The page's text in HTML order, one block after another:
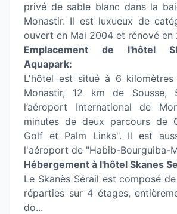
privé de sable blanc dans la
Monastir. Il est luxueux de
ouvert en Mai 2004 et rénové en
Emplacement de l'hôtel
Aquapark:
L'hôtel est situé à 6
Monastir, 12 km de Sousse,
l’aéroport International de
minutes de deux parcours de
Golf et Palm Links". Il est
l'aéroport de "Habib-Bourguiba-
Hébergement à l'hôtel Skanes
Le Skanès Sérail est composé
réparties sur 4 étages,
do...